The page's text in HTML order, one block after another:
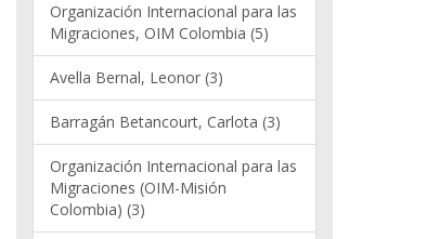
Organización Internacional para las
Migraciones, OIM Colombia (5)
Avella Bernal, Leonor (3)
Barragán Betancourt, Carlota (3)
Organización Internacional para las
Migraciones (OIM-Misión
Colombia) (3)